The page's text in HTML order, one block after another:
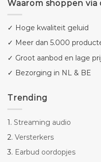
Waarom shoppen via
✓ Hoge kwaliteit geluid
✓ Meer dan 5.000
✓ Groot aanbod en lage
✓ Bezorging in NL & BE
Trending
1. Streaming audio
2. Versterkers
3. Earbud oordopjes